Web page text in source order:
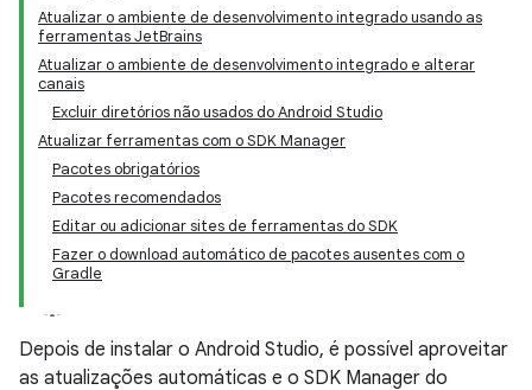
Atualizar o ambiente de desenvolvimento integrado usando as
ferramentas JetBrains
Atualizar o ambiente de desenvolvimento integrado e alterar
canais
Excluir diretórios não usados do Android Studio
Atualizar ferramentas com o SDK Manager
Pacotes obrigatórios
Pacotes recomendados
Editar ou adicionar sites de ferramentas do SDK
Fazer o download automático de pacotes ausentes com o
Gradle
Depois de instalar o Android Studio, é possível aproveitar
as atualizações automáticas e o SDK Manager do